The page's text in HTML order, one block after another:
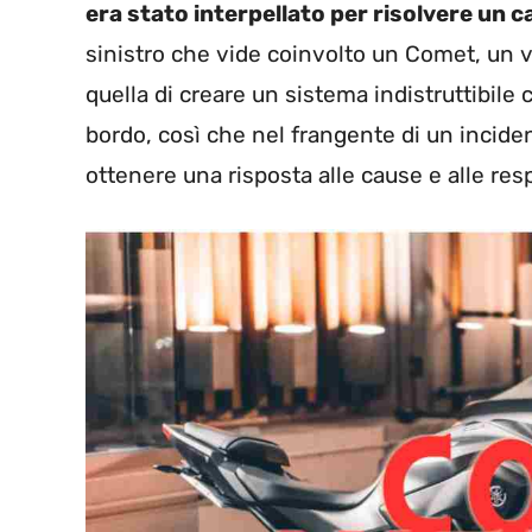
era stato interpellato per risolvere un
sinistro che vide coinvolto un Comet, un
quella di creare un sistema indistruttibile
bordo, così che nel frangente di un
ottenere una risposta alle cause e alle